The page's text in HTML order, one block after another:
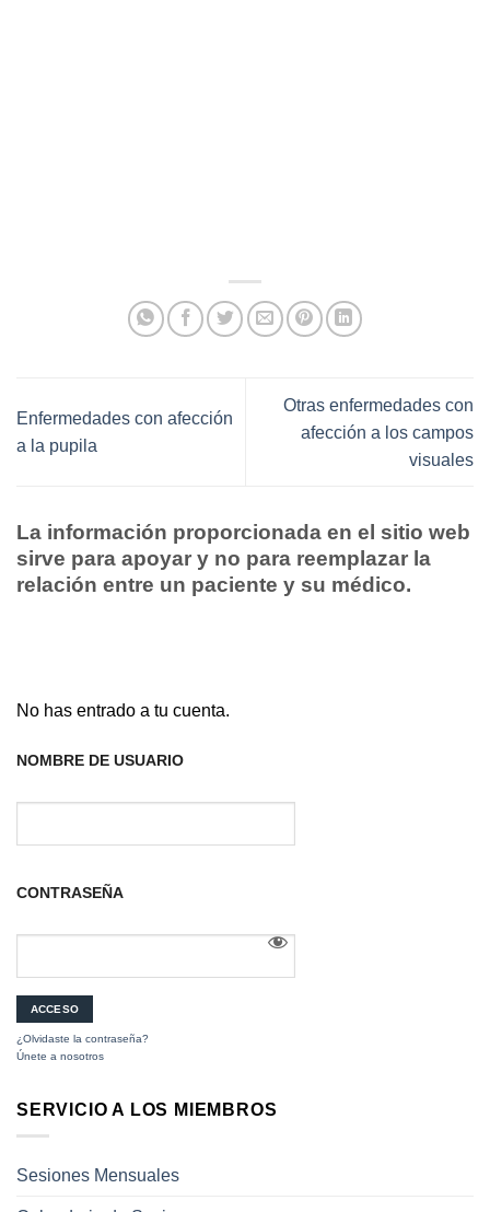
Enfermedades con afección
a la pupila
Otras enfermedades con
afección a los campos
visuales
La información proporcionada en el sitio web
sirve para apoyar y no para reemplazar la
relación entre un paciente y su médico.
No has entrado a tu cuenta.
NOMBRE DE USUARIO
CONTRASEÑA
¿Olvidaste la contraseña?
Únete a nosotros
SERVICIO A LOS MIEMBROS
Sesiones Mensuales